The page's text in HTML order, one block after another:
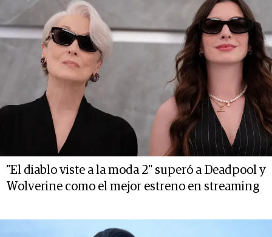
"El diablo viste a la moda 2" superó a Deadpool y
Wolverine como el mejor estreno en streaming